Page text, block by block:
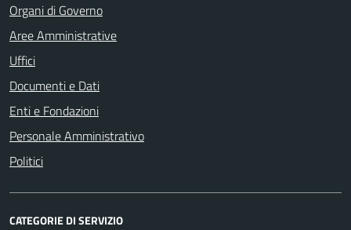
Organi di Governo
Aree Amministrative
Uffici
Documenti e Dati
Enti e Fondazioni
Personale Amministrativo
Politici
CATEGORIE DI SERVIZIO